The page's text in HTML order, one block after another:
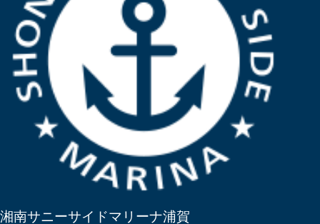
湘南サニーサイドマリーナ浦賀